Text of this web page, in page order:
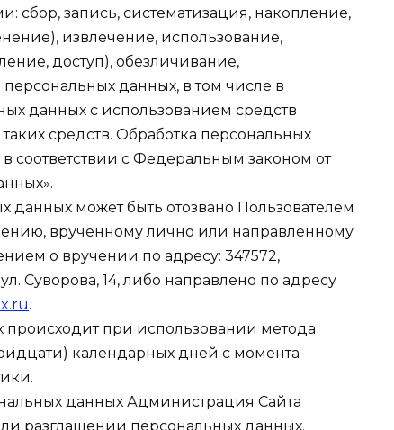
сбор, запись, систематизация, накопление,
извлечение, использование,
доступ), обезличивание,
данных, в том числе в
данных с использованием средств
средств. Обработка персональных
соответствии с Федеральным законом от
данных может быть отозвано Пользователем
врученному лично или направленному
о вручении по адресу: 347572,
Суворова, 14, либо направлено по адресу
.
при использовании метода
календарных дней с момента
данных Администрация Сайта
разглашении персональных данных.